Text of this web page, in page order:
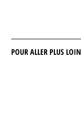
POUR ALLER PLUS LOIN